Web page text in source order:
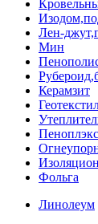
Лен-
Мин
Керамзит
Фольга
Линолеум